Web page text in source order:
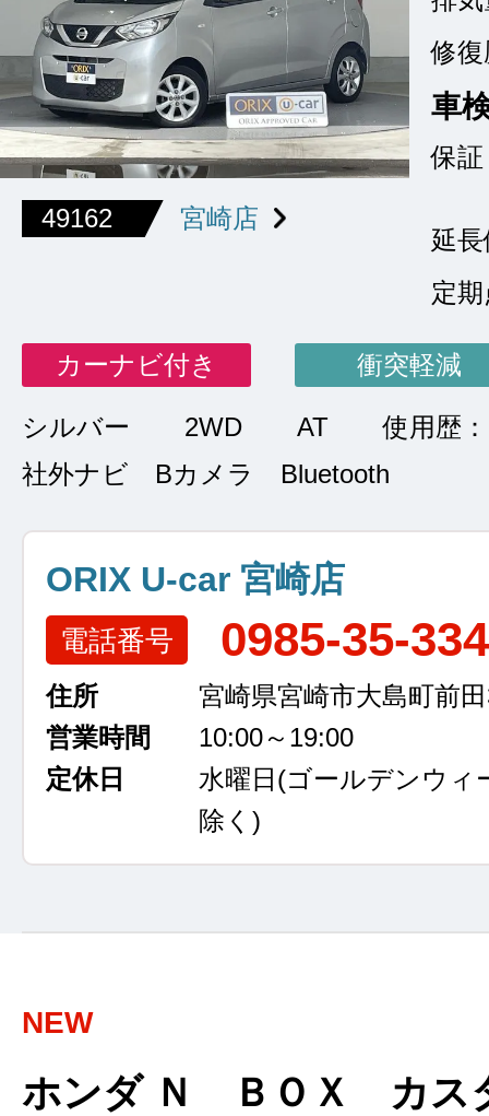
49162 宮崎店
修復
車
保証
延
定
カーナビ付き 衝突軽減
シルバー 2WD AT
使用歴
社外ナビ Bカメラ Bluetooth
ORIX U-car 宮崎店
電話番号 0985-35-
住所
宮崎県宮崎市大島町前
営業時間
10:00～19:00
定休日
水曜日 (ゴールデンウィ
除く)
NEW
ホンダ Ｎ ＢＯＸ カス